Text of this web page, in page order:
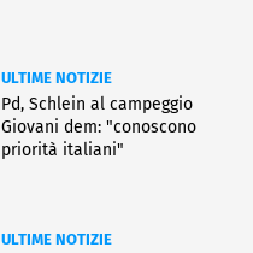
ULTIME NOTIZIE
Pd, Schlein al campeggio
Giovani dem: "conoscono
priorità italiani"
ULTIME NOTIZIE